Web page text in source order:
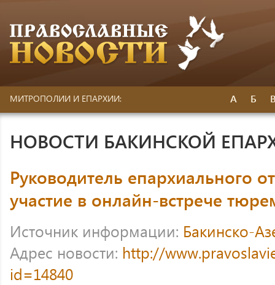
МИТРОПОЛИИ И ЕПАРХИИ: А Б
НОВОСТИ БАКИНСКОЙ
Руководитель епархиального
участие в онлайн-встрече
Источник информации: Бакинско-
Адрес новости: http://
id=14840